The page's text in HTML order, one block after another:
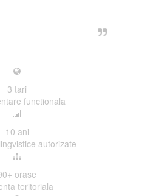
3 tari
functionala
10 ani
autorizate
orase
teritoriala